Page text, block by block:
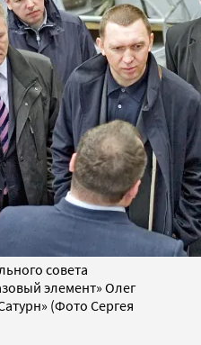
совета
элемент» Олег
(Фото Сергея